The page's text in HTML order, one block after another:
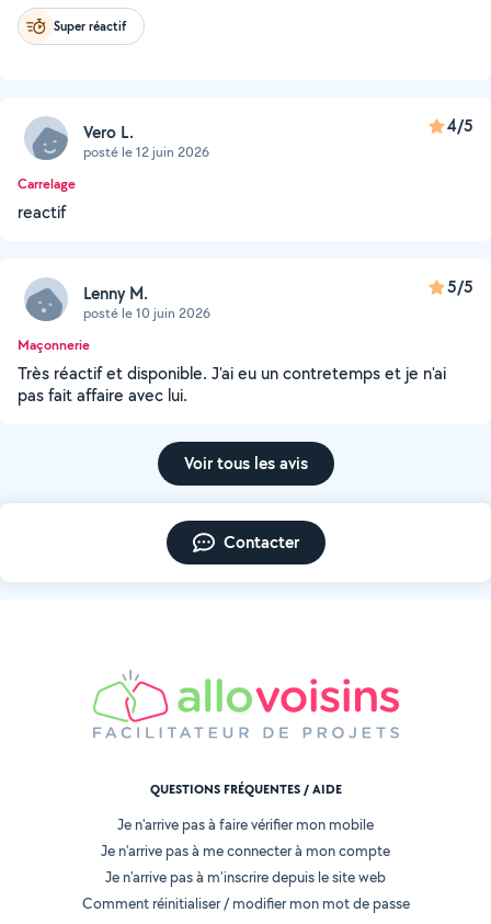
Super réactif
Vero L.
posté le 12 juin 2026
4/5
Carrelage
reactif
Lenny M.
posté le 10 juin 2026
5/5
Maçonnerie
Très réactif et disponible. J'ai eu un contretemps et je n'ai
pas fait affaire avec lui.
Voir tous les avis
Contacter
QUESTIONS FRÉQUENTES / AIDE
Je n'arrive pas à faire vérifier mon mobile
Je n'arrive pas à me connecter à mon compte
Je n'arrive pas à m'inscrire depuis le site web
Comment réinitialiser / modifier mon mot de passe